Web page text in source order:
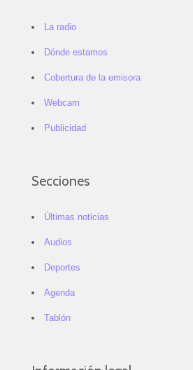
La radio
Dónde estamos
Cobertura de la emisora
Webcam
Publicidad
Secciones
Últimas noticias
Audios
Deportes
Agenda
Tablón